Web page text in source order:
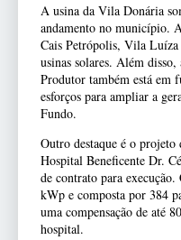
A usina da Vila Donária
andamento no município.
Cais Petrópolis, Vila
usinas solares. Além
Produtor também está em
esforços para ampliar a
Fundo.
Outro destaque é o
Hospital Beneficente Dr.
de contrato para
kWp e composta por 384
uma compensação de até
hospital.